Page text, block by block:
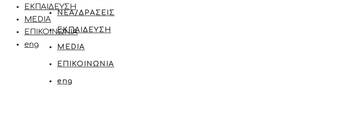
ΕΚΠΑΙΔΕΥΣΗ
MEDIA
ΕΠΙΚΟΙΝΩΝΙΑ
eng
ΝΕΑ/ΔΡΑΣΕΙΣ
ΕΚΠΑΙΔΕΥΣΗ
MEDIA
ΕΠΙΚΟΙΝΩΝΙΑ
eng